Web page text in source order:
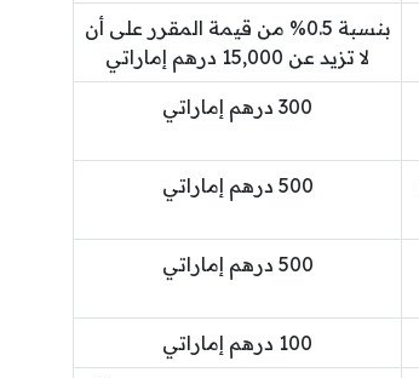
بنسبة 0.5% من قيمة المقرر على أن
لا تزيد عن 15,000 درهم إماراتي
300 درهم إماراتي
500 درهم إماراتي
500 درهم إماراتي
100 درهم إماراتي